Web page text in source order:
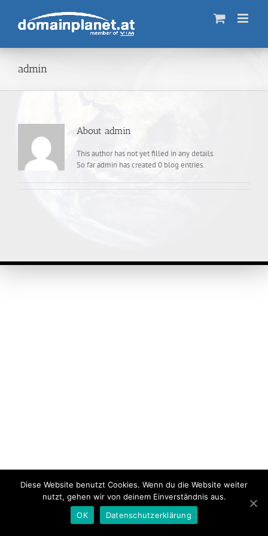
content
admin
About admin
This author has not yet filled in any details.
So far admin has created 0 blog entries.
Diese Website benutzt Cookies. Wenn du die Website weiter
nutzt, gehen wir von deinem Einverständnis aus.
OK
Datenschutzerklärung